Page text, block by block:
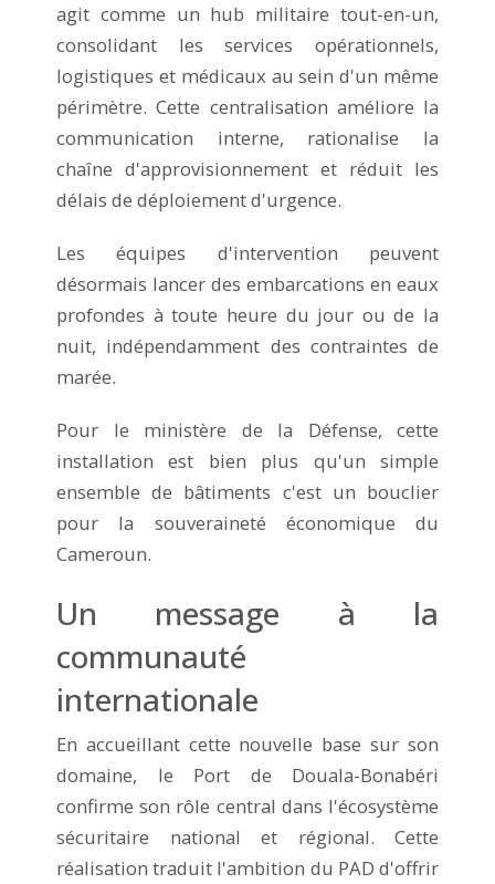
agit comme un hub militaire tout-en-un,
consolidant les services opérationnels,
logistiques et médicaux au sein d'un même
périmètre. Cette centralisation améliore la
communication interne, rationalise la
chaîne d'approvisionnement et réduit les
délais de déploiement d'urgence.
Les équipes d'intervention peuvent
désormais lancer des embarcations en eaux
profondes à toute heure du jour ou de la
nuit, indépendamment des contraintes de
marée.
Pour le ministère de la Défense, cette
installation est bien plus qu'un simple
ensemble de bâtiments c'est un bouclier
pour la souveraineté économique du
Cameroun.
Un message à la
communauté
internationale
En accueillant cette nouvelle base sur son
domaine, le Port de Douala-Bonabéri
confirme son rôle central dans l'écosystème
sécuritaire national et régional. Cette
réalisation traduit l'ambition du PAD d'offrir